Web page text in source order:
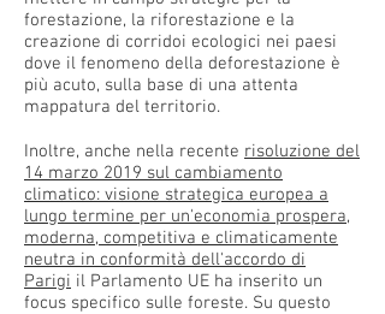
forestazione, la riforestazione e la
creazione di corridoi ecologici nei paesi
dove il fenomeno della deforestazione è
più acuto, sulla base di una attenta
mappatura del territorio.
Inoltre, anche nella recente risoluzione del
14 marzo 2019 sul cambiamento
climatico: visione strategica europea a
lungo termine per un'economia prospera,
moderna, competitiva e climaticamente
neutra in conformità dell'accordo di
Parigi il Parlamento UE ha inserito un
focus specifico sulle foreste. Su questo